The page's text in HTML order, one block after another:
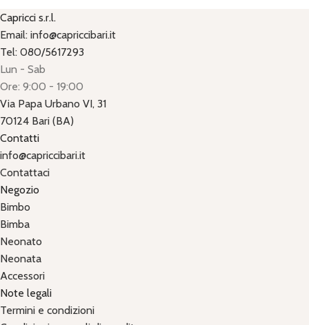
Capricci s.r.l.
Email: info@capriccibari.it
Tel: 080/5617293
Lun - Sab
Ore: 9:00 - 19:00
Via Papa Urbano VI, 31
70124 Bari (BA)
Contatti
info@capriccibari.it
Contattaci
Negozio
Bimbo
Bimba
Neonato
Neonata
Accessori
Note legali
Termini e condizioni